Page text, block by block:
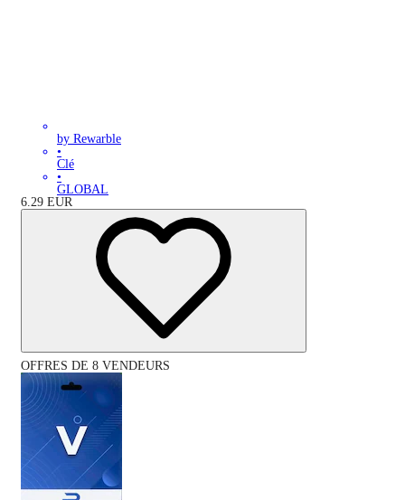
by Rewarble
•
Clé
•
GLOBAL
6.29 EUR
OFFRES DE 8 VENDEURS